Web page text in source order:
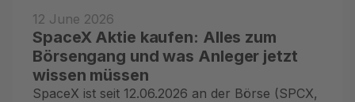
12 June 2026
SpaceX Aktie kaufen: Alles zum
Börsengang und was Anleger jetzt
wissen müssen
SpaceX ist seit 12.06.2026 an der Börse (SPCX,